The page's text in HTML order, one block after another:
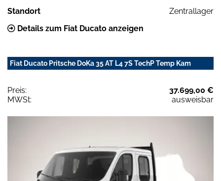
Standort
Zentrallager
Details zum Fiat Ducato anzeigen
Fiat Ducato Pritsche DoKa 35 AT L4 7S TechP Temp Kam
Preis:
37.699,00 €
MWSt:
ausweisbar